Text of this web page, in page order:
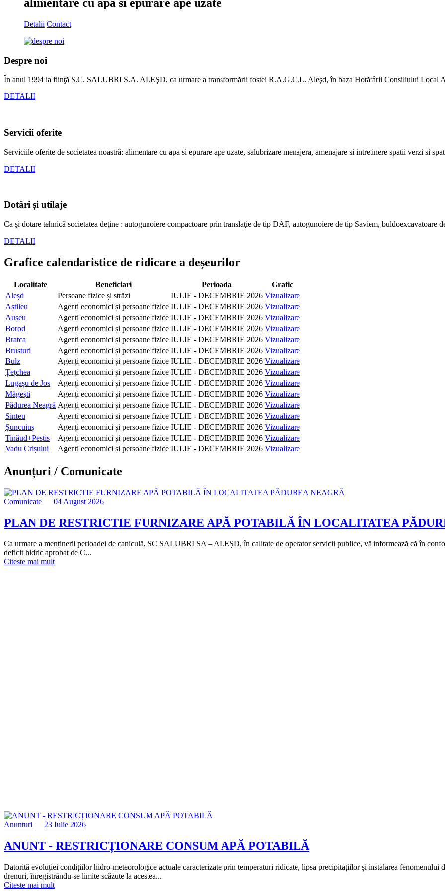
alimentare cu apa si epurare ape uzate
Detalii Contact
Despre noi
În anul 1994 ia fiinţă S.C. SALUBRI S.A. ALEŞD, ca urmare a transformării fostei R.A.G.C.L. Aleşd, în baza Hotărârii Consiliului Local
DETALII
Servicii oferite
Serviciile oferite de societatea noastră: alimentare cu apa si epurare ape uzate, salubrizare menajera, amenajare si intretinere spatii verzi si
DETALII
Dotări și utilaje
Ca şi dotare tehnică societatea deţine : autogunoiere compactoare prin translaţie de tip DAF, autogunoiere de tip Saviem, buldoexcavatoare
DETALII
Grafice calendaristice de ridicare a deșeurilor
Localitate Beneficiari Perioada
Grafic
Aleșd
Persoane fizice și străzi IULIE - DECEMBRIE 2026 Vizualizare
Aștileu
Agenți economici și persoane fizice IULIE - DECEMBRIE 2026 Vizualizare
Aușeu
Agenți economici și persoane fizice IULIE - DECEMBRIE 2026 Vizualizare
Borod
Agenți economici și persoane fizice IULIE - DECEMBRIE 2026 Vizualizare
Bratca
Agenți economici și persoane fizice IULIE - DECEMBRIE 2026 Vizualizare
Brusturi
Agenți economici și persoane fizice IULIE - DECEMBRIE 2026 Vizualizare
Bulz
Agenți economici și persoane fizice IULIE - DECEMBRIE 2026 Vizualizare
Țețchea
Agenți economici și persoane fizice IULIE - DECEMBRIE 2026 Vizualizare
Lugașu de Jos
Agenți economici și persoane fizice IULIE - DECEMBRIE 2026 Vizualizare
Măgești
Agenți economici și persoane fizice IULIE - DECEMBRIE 2026 Vizualizare
Pădurea Neagră Agenți economici și persoane fizice IULIE - DECEMBRIE 2026 Vizualizare
Sinteu
Agenti economici si persoane fizice IULIE - DECEMBRIE 2026 Vizualizare
Șuncuiuș
Agenți economici și persoane fizice IULIE - DECEMBRIE 2026 Vizualizare
Tinăud+Pestis
Agenți economici și persoane fizice IULIE - DECEMBRIE 2026 Vizualizare
Vadu Crișului
Agenți economici și persoane fizice IULIE - DECEMBRIE 2026 Vizualizare
Anunțuri / Comunicate
Comunicate 04 August 2026
PLAN DE RESTRICTIE FURNIZARE APĂ POTABILĂ ÎN LOCALITATEA
Ca urmare a menținerii perioadei de caniculă, SC SALUBRI SA – ALEȘD, în calitate de operator servicii publice, vă informează că în
deficit hidric aprobat de C...
Citeste mai mult
Anunturi 23 Iulie 2026
ANUNT - RESTRICȚIONARE CONSUM APĂ POTABILĂ
Datorită evoluției condițiilor hidro-meteorologice actuale caracterizate prin temperaturi ridicate, lipsa precipitațiilor și instalarea fenomenului
drenuri, înregistrându-se limite scăzute la acestea...
Citeste mai mult